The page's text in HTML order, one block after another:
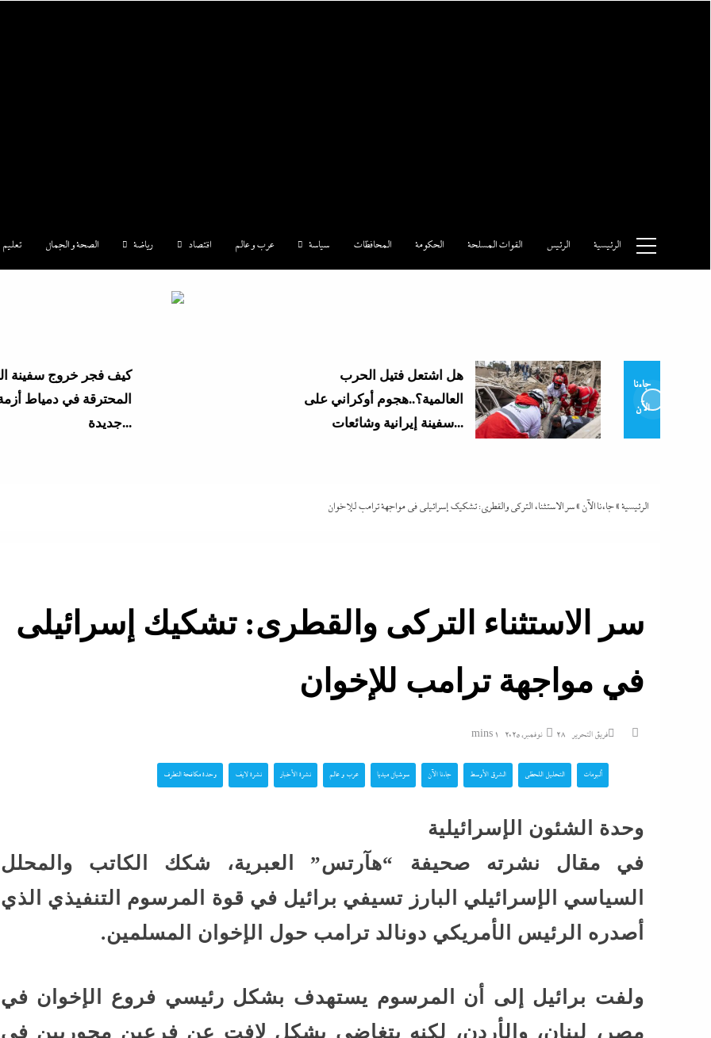
الرئيسية الرئيس القوات المسلحة الحكومة المحافظات سياسة عرب و عالم اقتصاد رياضة الصحة و الجمال تعليم
جاءنا
الآن
كيف فجر خروج سفينة التغييز
المحترقة في دمياط أزمة
هل اشتعل فتيل الحرب
العالمية؟..هجوم أوكراني على
سفينة إيرانية وشائعات...
الرئيسية»جاءنا الآن »سر الاستثناء التركى والقطرى: تشكيك إسرائيلى في مواجهة ترامب للإخوان
سر الاستثناء التركى والقطرى: تشكيك إسرائيلى
في مواجهة ترامب للإخوان
فريق التحرير 28 نوفمبر، 2025 1 mins
ألبومات التحليل اللحظي الشرق الأوسط جاءنا الآن سوشيال ميديا عرب و عالم نشرة الأخبار نشرة لايف وحدة مكافحة التطرف
وحدة الشئون الإسرائيلية
في مقال نشرته صحيفة “هآرتس” العبرية، شكك الكاتب والمحلل
السياسي الإسرائيلي البارز تسيفي برائيل في قوة المرسوم التنفيذي الذي
أصدره الرئيس الأمريكي دونالد ترامب حول الإخوان المسلمين.
ولفت برائيل إلى أن المرسوم يستهدف بشكل رئيسي فروع الإخوان في
مصر، لبنان، والأردن، لكنه يتغاضى بشكل لافت عن فرعين محوريين في